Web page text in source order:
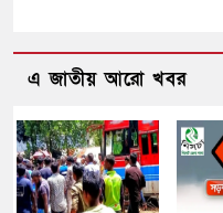
এ জাতীয় আরো খবর